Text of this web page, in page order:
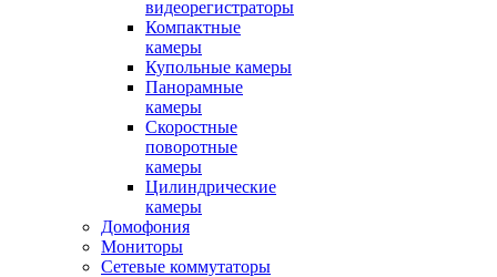
видеорегистраторы
Компактные
камеры
Купольные камеры
Панорамные
камеры
Скоростные
поворотные
камеры
Цилиндрические
камеры
Домофония
Мониторы
Сетевые коммутаторы